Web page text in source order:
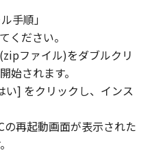
手順」
ください。
ファイル)をダブルクリ
始されます。
] をクリックし、インス
再起動画面が表示された